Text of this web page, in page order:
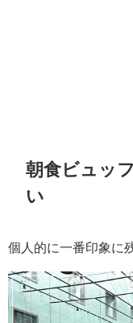
朝食ビュッ
い
個人的に一番印象に